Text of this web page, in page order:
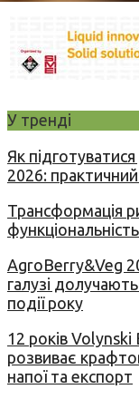
У тренді
Як
2026:
Трансформація
AgroBerry&Veg
галузі
події року
12 років Volynski
розвиває
напої та експорт